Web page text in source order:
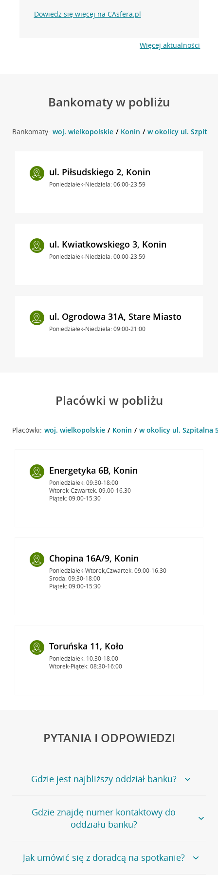
Dowiedz się więcej na CAsfera.pl
Więcej aktualności
Bankomaty w pobliżu
Bankomaty: woj. wielkopolskie Konin w okolicy ul.
ul. Piłsudskiego 2, Konin
Poniedziałek-Niedziela: 06:00-23:59
ul. Kwiatkowskiego 3, Konin
Poniedziałek-Niedziela: 00:00-23:59
ul. Ogrodowa 31A, Stare Miasto
Poniedziałek-Niedziela: 09:00-21:00
Placówki w pobliżu
Placówki: woj. wielkopolskie Konin w okolicy ul. Szpitalna
Energetyka 6B, Konin
Poniedziałek: 09:30-18:00
Wtorek-Czwartek: 09:00-16:30
Piątek: 09:00-15:30
Chopina 16A/9, Konin
Poniedziałek-Wtorek,Czwartek: 09:00-16:30
Środa: 09:30-18:00
Piątek: 09:00-15:30
Toruńska 11, Koło
Poniedziałek: 10:30-18:00
Wtorek-Piątek: 08:30-16:00
PYTANIA I ODPOWIEDZI
Gdzie jest najbliższy oddział banku?
Jeśli szukasz oddziału naszego banku, zapraszamy na
stronęPlacówki i bankomaty, na której znajduje się
wygodna wyszukiwarka.
oddziałów
Gdzie znajdę numer kontaktowy do
oddziału banku?
Bank Credit Agricole nie udostępnia ogólnego numeru
telefonu do placówki bankowej.
Jak umówić się z doradcą na spotkanie?